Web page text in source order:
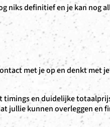
niks definitief en je kan nog
met je op en denkt met
en duidelijke
jullie kunnen overleggen en